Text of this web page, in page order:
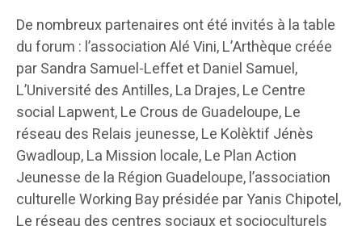
De nombreux partenaires ont été invités à la table
du forum : l’association Alé Vini, L’Arthèque créée
par Sandra Samuel-Leffet et Daniel Samuel,
L’Université des Antilles, La Drajes, Le Centre
social Lapwent, Le Crous de Guadeloupe, Le
réseau des Relais jeunesse, Le Kolèktif Jénès
Gwadloup, La Mission locale, Le Plan Action
Jeunesse de la Région Guadeloupe, l’association
culturelle Working Bay présidée par Yanis Chipotel,